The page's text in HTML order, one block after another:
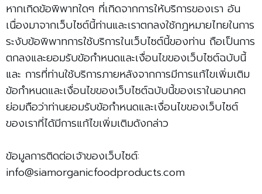
หากเกิดข้อพิพาทใดๆ ที่เกิดจากการให้บริการของเรา อัน
เนื่องมาจากเว็บไซต์นี้ท่านและเราตกลงใช้กฎหมายไทยในการ
ระงับข้อพิพาทการใช้บริการในเว็บไซต์นี้ของท่าน ถือเป็นการ
ตกลงและยอมรับข้อกำหนดและเงื่อนไขของเว็บไซต์ฉบับนี้
และ การที่ท่านใช้บริการภายหลังจากการมีการแก้ไขเพิ่มเติม
ข้อกำหนดและเงื่อนไขของเว็บไซต์ฉบับนี้ของเราในอนาคต
ย่อมถือว่าท่านยอมรับข้อกำหนดและเงื่อนไขของเว็บไซต์
ของเราที่ได้มีการแก้ไขเพิ่มเติมดังกล่าว
ข้อมูลการติดต่อเจ้าของเว็บไซต์:
info@siamorganicfoodproducts.com